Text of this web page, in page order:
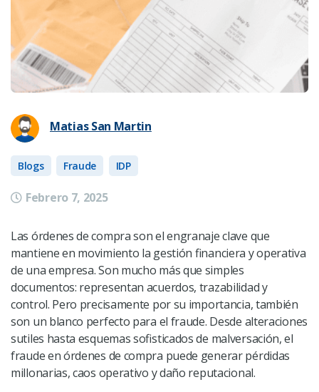
Matias San Martin
Blogs Fraude IDP
Febrero 7, 2025
Las órdenes de compra son el engranaje clave que
mantiene en movimiento la gestión financiera y operativa
de una empresa. Son mucho más que simples
documentos: representan acuerdos, trazabilidad y
control. Pero precisamente por su importancia, también
son un blanco perfecto para el fraude. Desde alteraciones
sutiles hasta esquemas sofisticados de malversación, el
fraude en órdenes de compra puede generar pérdidas
millonarias, caos operativo y daño reputacional.